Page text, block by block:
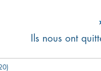
Ils nous ont